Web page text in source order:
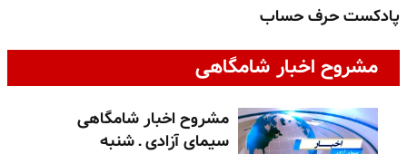
پادکست حرف حساب
مشروح اخبار شامگاهی
مشروح اخبار شامگاهی
سیمای آزادی ـ شنبه